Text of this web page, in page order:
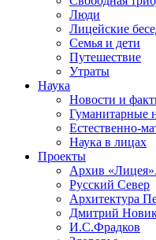
Люди
Лицейские
Семья и дети
Путешествие
Утраты
Наука
Новости и
Гуманитарные
Естественно-
Наука в лицах
Проекты
Архив
Русский Север
Архитектура
Дмитрий
И.С.Фрадков